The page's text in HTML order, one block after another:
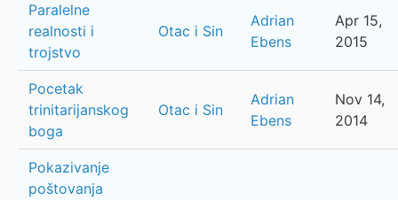
Paralelne
realnosti i
trojstvo
Otac i Sin
Adrian
Ebens
Apr 15,
2015
Pocetak
trinitarijanskog
boga
Otac i Sin
Adrian
Ebens
Nov 14,
2014
Pokazivanje
poštovanja